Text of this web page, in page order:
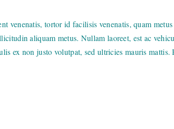
venenatis, tortor id facilisis venenatis, quam
aliquam metus. Nullam laoreet, est ac
ex non justo volutpat, sed ultricies mauris